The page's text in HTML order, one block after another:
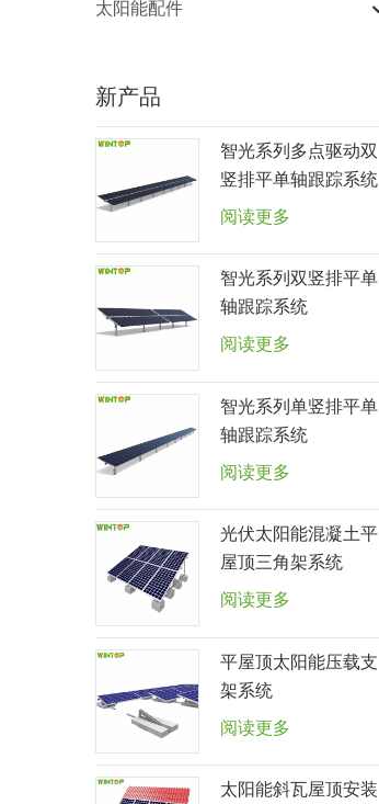
太阳能配件
新产品
智光系列多点驱动双
竖排平单轴跟踪系统
阅读更多
智光系列双竖排平单
轴跟踪系统
阅读更多
智光系列单竖排平单
轴跟踪系统
阅读更多
光伏太阳能混凝土平
屋顶三角架系统
阅读更多
平屋顶太阳能压载支
架系统
阅读更多
太阳能斜瓦屋顶安装